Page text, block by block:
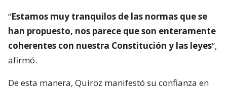
“Estamos muy tranquilos de las normas que se
han propuesto, nos parece que son enteramente
coherentes con nuestra Constitución y las leyes“,
afirmó.
De esta manera, Quiroz manifestó su confianza en